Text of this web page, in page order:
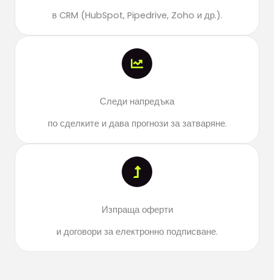
в CRM (HubSpot, Pipedrive, Zoho и др.).
Следи напредъка
по сделките и дава прогнози за затваряне.
Изпраща оферти
и договори за електронно подписване.